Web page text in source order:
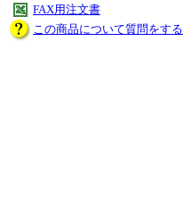
FAX用注文書
この商品について質問をする